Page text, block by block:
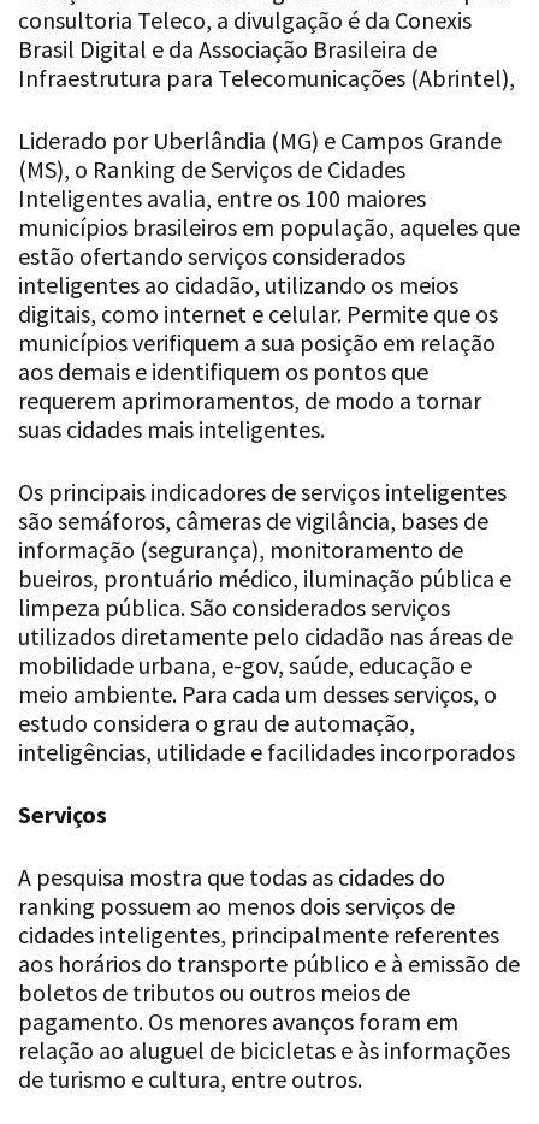
consultoria Teleco, a divulgação é da Conexis
Brasil Digital e da Associação Brasileira de
Infraestrutura para Telecomunicações (Abrintel),
Liderado por Uberlândia (MG) e Campos Grande
(MS), o Ranking de Serviços de Cidades
Inteligentes avalia, entre os 100 maiores
municípios brasileiros em população, aqueles que
estão ofertando serviços considerados
inteligentes ao cidadão, utilizando os meios
digitais, como internet e celular. Permite que os
municípios verifiquem a sua posição em relação
aos demais e identifiquem os pontos que
requerem aprimoramentos, de modo a tornar
suas cidades mais inteligentes.
Os principais indicadores de serviços inteligentes
são semáforos, câmeras de vigilância, bases de
informação (segurança), monitoramento de
bueiros, prontuário médico, iluminação pública e
limpeza pública. São considerados serviços
utilizados diretamente pelo cidadão nas áreas de
mobilidade urbana, e-gov, saúde, educação e
meio ambiente. Para cada um desses serviços, o
estudo considera o grau de automação,
inteligências, utilidade e facilidades incorporados
Serviços
A pesquisa mostra que todas as cidades do
ranking possuem ao menos dois serviços de
cidades inteligentes, principalmente referentes
aos horários do transporte público e à emissão de
boletos de tributos ou outros meios de
pagamento. Os menores avanços foram em
relação ao aluguel de bicicletas e às informações
de turismo e cultura, entre outros.